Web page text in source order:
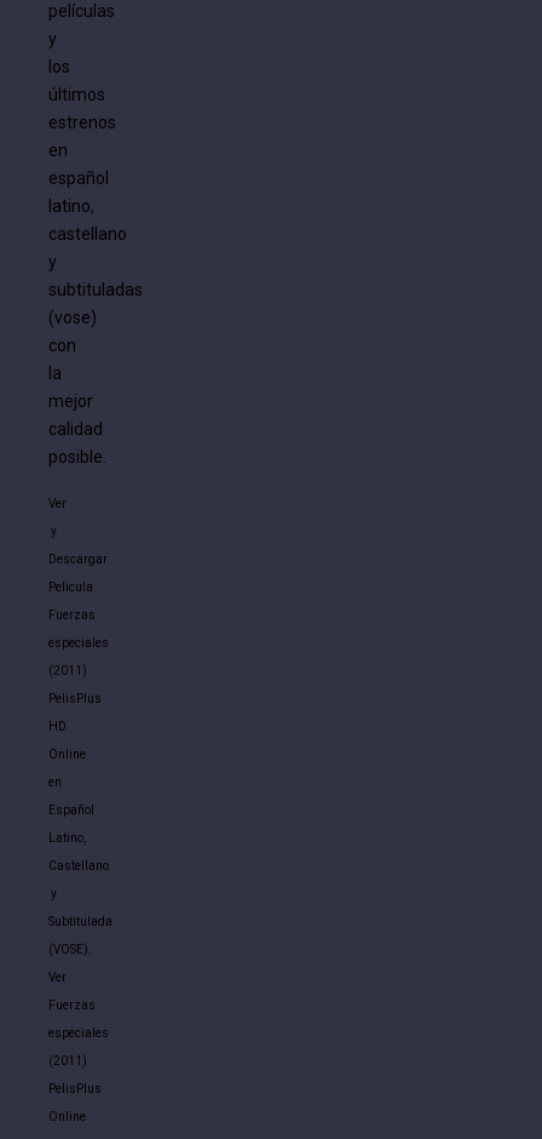
películas
y
los
últimos
estrenos
en
español
latino,
castellano
y
subtituladas
(vose)
con
la
mejor
calidad
posible.
Ver
y
Descargar
Pelicula
Fuerzas
especiales
(2011)
PelisPlus
HD
Online
en
Español
Latino,
Castellano
y
Subtitulada
(VOSE).
Ver
Fuerzas
especiales
(2011)
PelisPlus
Online